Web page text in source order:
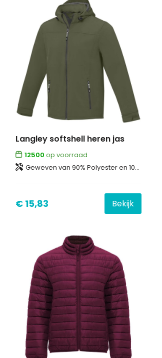
Langley softshell heren jas
12500 op voorraad
Geweven van 90% Polyester en 10% Elastaan, 300 g/m2, Bonding, Micro fleece van 100% Polyester
€ 15,83 Bekijk